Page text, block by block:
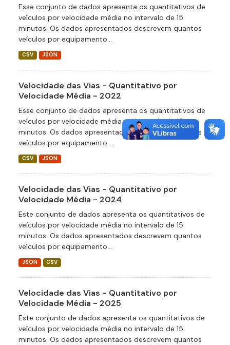
Esse conjunto de dados apresenta os quantitativos de
veículos por velocidade média no intervalo de 15
minutos. Os dados apresentados descrevem quantos
veículos por equipamento...
CSV JSON
Velocidade das Vias - Quantitativo por
Velocidade Média - 2022
Esse conjunto de dados apresenta os quantitativos de
veículos por velocidade média no intervalo de 15
minutos. Os dados apresentados descrevem quantos
veículos por equipamento...
CSV JSON
Velocidade das Vias - Quantitativo por
Velocidade Média - 2024
Este conjunto de dados apresenta os quantitativos de
veículos por velocidade média no intervalo de 15
minutos. Os dados apresentados descrevem quantos
veículos por equipamento...
JSON CSV
Velocidade das Vias - Quantitativo por
Velocidade Média - 2025
Este conjunto de dados apresenta os quantitativos de
veículos por velocidade média no intervalo de 15
minutos. Os dados apresentados descrevem quantos